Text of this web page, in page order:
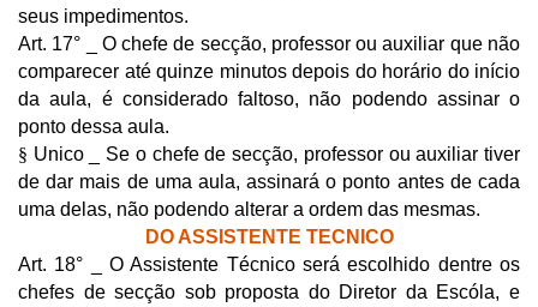
seus impedimentos.
Art. 17° _ O chefe de secção, professor ou auxiliar que não
comparecer até quinze minutos depois do horário do início
da aula, é considerado faltoso, não podendo assinar o
ponto dessa aula.
§ Unico _ Se o chefe de secção, professor ou auxiliar tiver
de dar mais de uma aula, assinará o ponto antes de cada
uma delas, não podendo alterar a ordem das mesmas.
DO ASSISTENTE TECNICO
Art. 18° _ O Assistente Técnico será escolhido dentre os
chefes de secção sob proposta do Diretor da Escóla, e